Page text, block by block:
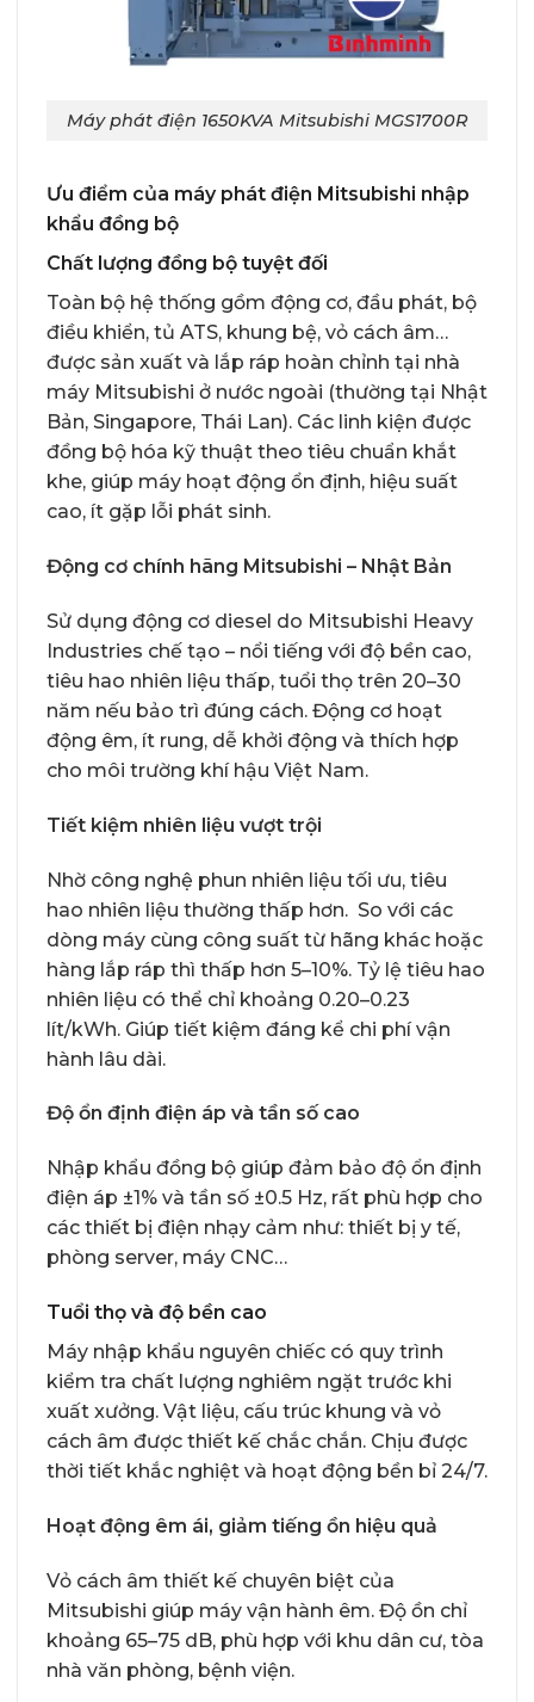
Máy phát điện 1650KVA Mitsubishi MGS1700R
Ưu điểm của máy phát điện Mitsubishi nhập
khẩu đồng bộ
Chất lượng đồng bộ tuyệt đối
Toàn bộ hệ thống gồm động cơ, đầu phát, bộ
điều khiển, tủ ATS, khung bệ, vỏ cách âm…
được sản xuất và lắp ráp hoàn chỉnh tại nhà
máy Mitsubishi ở nước ngoài (thường tại Nhật
Bản, Singapore, Thái Lan). Các linh kiện được
đồng bộ hóa kỹ thuật theo tiêu chuẩn khắt
khe, giúp máy hoạt động ổn định, hiệu suất
cao, ít gặp lỗi phát sinh.
Động cơ chính hãng Mitsubishi – Nhật Bản
Sử dụng động cơ diesel do Mitsubishi Heavy
Industries chế tạo – nổi tiếng với độ bền cao,
tiêu hao nhiên liệu thấp, tuổi thọ trên 20–30
năm nếu bảo trì đúng cách. Động cơ hoạt
động êm, ít rung, dễ khởi động và thích hợp
cho môi trường khí hậu Việt Nam.
Tiết kiệm nhiên liệu vượt trội
Nhờ công nghệ phun nhiên liệu tối ưu, tiêu
hao nhiên liệu thường thấp hơn. So với các
dòng máy cùng công suất từ hãng khác hoặc
hàng lắp ráp thì thấp hơn 5–10%. Tỷ lệ tiêu hao
nhiên liệu có thể chỉ khoảng 0.20–0.23
lít/kWh. Giúp tiết kiệm đáng kể chi phí vận
hành lâu dài.
Độ ổn định điện áp và tần số cao
Nhập khẩu đồng bộ giúp đảm bảo độ ổn định
điện áp ±1% và tần số ±0.5 Hz, rất phù hợp cho
các thiết bị điện nhạy cảm như: thiết bị y tế,
phòng server, máy CNC…
Tuổi thọ và độ bền cao
Máy nhập khẩu nguyên chiếc có quy trình
kiểm tra chất lượng nghiêm ngặt trước khi
xuất xưởng. Vật liệu, cấu trúc khung và vỏ
cách âm được thiết kế chắc chắn. Chịu được
thời tiết khắc nghiệt và hoạt động bền bỉ 24/7.
Hoạt động êm ái, giảm tiếng ồn hiệu quả
Vỏ cách âm thiết kế chuyên biệt của
Mitsubishi giúp máy vận hành êm. Độ ồn chỉ
khoảng 65–75 dB, phù hợp với khu dân cư, tòa
nhà văn phòng, bệnh viện.